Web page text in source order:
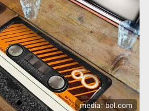
media: bol.com